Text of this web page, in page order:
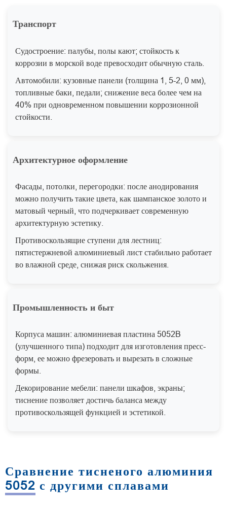
Транспорт
Судостроение: палубы, полы кают; стойкость к
коррозии в морской воде превосходит обычную сталь.
Автомобили: кузовные панели (толщина 1, 5-2, 0 мм),
топливные баки, педали; снижение веса более чем на
40% при одновременном повышении коррозионной
стойкости.
Архитектурное оформление
Фасады, потолки, перегородки: после анодирования
можно получить такие цвета, как шампанское золото и
матовый черный, что подчеркивает современную
архитектурную эстетику.
Противоскользящие ступени для лестниц:
пятистержневой алюминиевый лист стабильно работает
во влажной среде, снижая риск скольжения.
Промышленность и быт
Корпуса машин: алюминиевая пластина 5052B
(улучшенного типа) подходит для изготовления пресс-
форм, ее можно фрезеровать и вырезать в сложные
формы.
Декорирование мебели: панели шкафов, экраны;
тиснение позволяет достичь баланса между
противоскользящей функцией и эстетикой.
Сравнение тисненого алюминия
5052 с другими сплавами